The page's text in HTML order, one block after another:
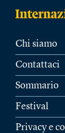
Chi siamo
Contattaci
Sommario
Festival
Privacy e